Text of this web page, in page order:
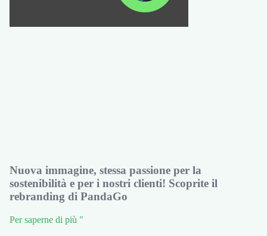
Nuova immagine, stessa passione per la
sostenibilità e per i nostri clienti! Scoprite il
rebranding di PandaGo
Per saperne di più "